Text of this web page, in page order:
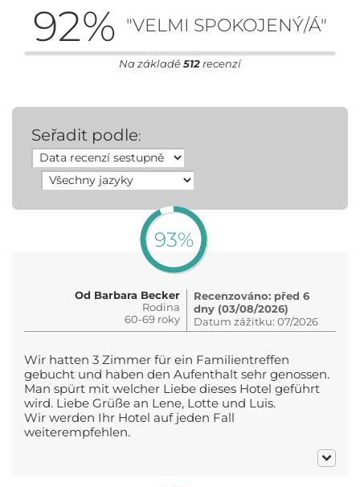
92% "VELMI SPOKOJENÝ/Á"
Na základě512 recenzí
Seřadit podle:
93%
Od Barbara Becker
Rodina
60-69 roky
Recenzováno: před 6
dny (03/08/2026)
Datum zážitku: 07/2026
Wir hatten 3 Zimmer für ein Familientreffen
gebucht und haben den Aufenthalt sehr genossen.
Man spürt mit welcher Liebe dieses Hotel geführt
wird. Liebe Grüße an Lene, Lotte und Luis.
Wir werden Ihr Hotel auf jeden Fall
weiterempfehlen.